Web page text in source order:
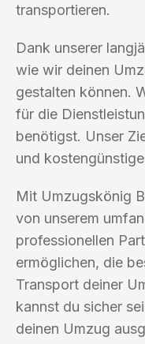
transportieren.
Dank unserer
wie wir deinen
gestalten können.
für die
benötigst. Unser
und
Mit Umzugskönig
von unserem
professionellen
ermöglichen, die
Transport deiner
kannst du sicher
deinen Umzug